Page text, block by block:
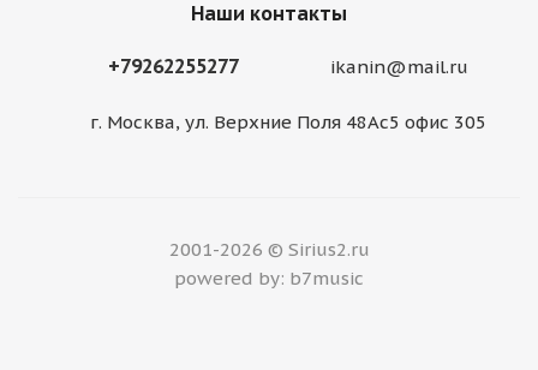
Наши контакты
+79262255277 ikanin@mail.ru
г. Москва, ул. Верхние Поля 48Ас5 офис 305
2001-2026 © Sirius2.ru
powered by: b7music